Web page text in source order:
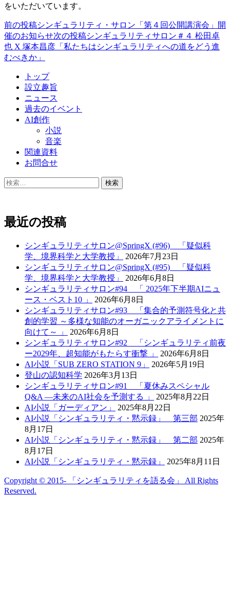
をいただいています。
投
稿
ナ
前の投稿シンギュラリティ・サロン「第４回公開講演会」開
催のお知らせ次の投稿シンギュラリティサロン＃４ 松田卓
也 X 塚本昌彦「私たちはシンギュラリティへの道をどう進
むべきか」
トップ
設立趣旨
ニュース
過去のイベント
AI創作
小説
音楽
関連資料
お問合せ
検
最近の投稿
シンギュラリティサロン@SpringX (#96) 「疑似科
学、境界科学と大学教授」
2026年7月23日
シンギュラリティサロン@SpringX (#95) 「疑似科
学、境界科学と大学教授」
2026年6月8日
シンギュラリティサロン#94 「 2025年下半期AIニュ
ース・ベスト10 」
2026年6月8日
シンギュラリティサロン#93 「集合的予測符号化と共
創的学習 ～多様な知能のオーガニックアライメントに
向けて～ 」
2026年6月8日
シンギュラリティサロン#92 「シンギュラリティ前夜
ー2029年、超知能がもたらす衝撃 」
2026年6月8日
AI小説「SUB ZERO STATION 9」
2026年5月19日
登山の認知科学 2026年3月13日
シンギュラリティサロン#91 「夏休みスペシャル
Q&A —未来のAI社会を予測する 」
2025年8月22日
AI小説「ガーディアン」
2025年8月22日
AI小説「シンギュラリティ・黙示録」 第三部 2025年
8月17日
AI小説「シンギュラリティ・黙示録」 第二部 2025年
8月17日
AI小説「シンギュラリティ・黙示録」
2025年8月11日
Copyright © 2015- 「シンギュラリティを語る会」 All Rights
Reserved.